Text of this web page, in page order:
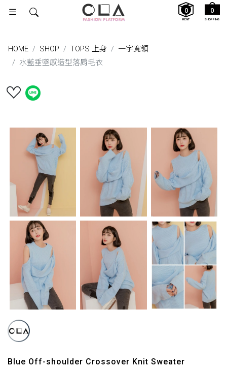
SHOPPING
0
RENT
0
HOME SHOP TOPS 上身
一字寬領
水藍垂墜感造型落肩毛衣
Blue Off-shoulder Crossover Knit Sweater